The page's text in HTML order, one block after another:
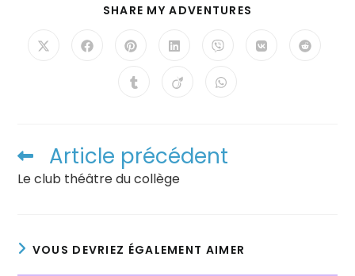
SHARE MY ADVENTURES
Article précédent
Le club théâtre du collège
VOUS DEVRIEZ ÉGALEMENT AIMER